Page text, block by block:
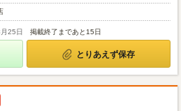
25日 掲載終了まであと15日
とりあえず保存